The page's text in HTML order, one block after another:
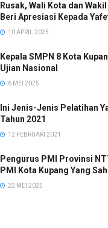
Rusak, Wali Kota dan
Beri Apresiasi Kepada
10 APRIL 2025
Kepala SMPN 8 Kota
Ujian Nasional
6 MEI 2025
Ini Jenis-Jenis Pelatihan
Tahun 2021
12 FEBRUARI 2021
Pengurus PMI Provinsi
PMI Kota Kupang Yang
22 MEI 2025